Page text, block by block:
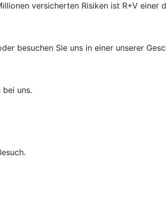
versicherten Risiken ist R+V einer
besuchen Sie uns in einer unserer
uns.